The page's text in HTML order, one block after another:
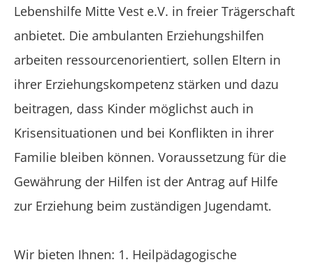
Lebenshilfe Mitte Vest e.V. in freier Trägerschaft
anbietet. Die ambulanten Erziehungshilfen
arbeiten ressourcenorientiert, sollen Eltern in
ihrer Erziehungskompetenz stärken und dazu
beitragen, dass Kinder möglichst auch in
Krisensituationen und bei Konflikten in ihrer
Familie bleiben können. Voraussetzung für die
Gewährung der Hilfen ist der Antrag auf Hilfe
zur Erziehung beim zuständigen Jugendamt.
Wir bieten Ihnen: 1. Heilpädagogische